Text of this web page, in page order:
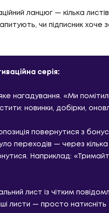
ланцюг — кілька
чи підписник хоче
серія:
нагадування. «Ми
новинки, добірки,
повернутися з
переходів — через
Наприклад:
лист із чітким
листи — просто натисніть